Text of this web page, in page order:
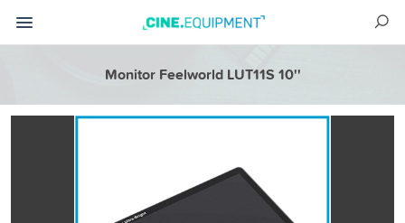
Monitor Feelworld LUT11S 10''